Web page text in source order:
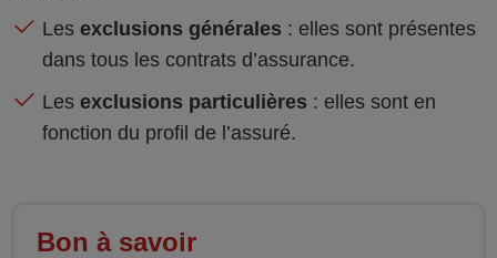
Les exclusions générales : elles sont présentes
dans tous les contrats d’assurance.
Les exclusions particulières : elles sont en
fonction du profil de l’assuré.
Bon à savoir